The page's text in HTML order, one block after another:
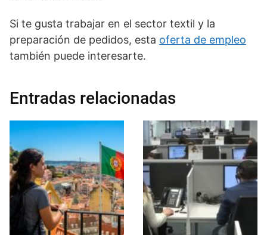
Si te gusta trabajar en el sector textil y la
preparación de pedidos, esta oferta de empleo
también puede interesarte.
Entradas relacionadas